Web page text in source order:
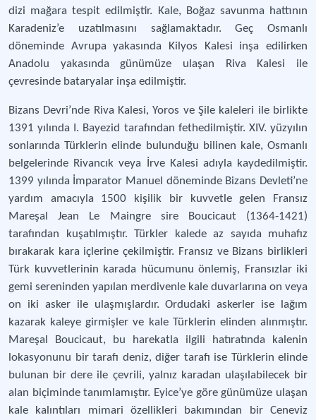
dizi mağara tespit edilmiştir. Kale, Boğaz savunma hattının
Karadeniz’e uzatılmasını sağlamaktadır. Geç Osmanlı
döneminde Avrupa yakasında Kilyos Kalesi inşa edilirken
Anadolu yakasında günümüze ulaşan Riva Kalesi ile
çevresinde bataryalar inşa edilmiştir.
Bizans Devri’nde Riva Kalesi, Yoros ve Şile kaleleri ile birlikte
1391 yılında I. Bayezid tarafından fethedilmiştir. XIV. yüzyılın
sonlarında Türklerin elinde bulunduğu bilinen kale, Osmanlı
belgelerinde Rivancık veya İrve Kalesi adıyla kaydedilmiştir.
1399 yılında İmparator Manuel döneminde Bizans Devleti’ne
yardım amacıyla 1500 kişilik bir kuvvetle gelen Fransız
Mareşal Jean Le Maingre sire Boucicaut (1364-1421)
tarafından kuşatılmıştır. Türkler kalede az sayıda muhafız
bırakarak kara içlerine çekilmiştir. Fransız ve Bizans birlikleri
Türk kuvvetlerinin karada hücumunu önlemiş, Fransızlar iki
gemi sereninden yapılan merdivenle kale duvarlarına on veya
on iki asker ile ulaşmışlardır. Ordudaki askerler ise lağım
kazarak kaleye girmişler ve kale Türklerin elinden alınmıştır.
Mareşal Boucicaut, bu harekatla ilgili hatıratında kalenin
lokasyonunu bir tarafı deniz, diğer tarafı ise Türklerin elinde
bulunan bir dere ile çevrili, yalnız karadan ulaşılabilecek bir
alan biçiminde tanımlamıştır. Eyice’ye göre günümüze ulaşan
kale kalıntıları mimari özellikleri bakımından bir Ceneviz